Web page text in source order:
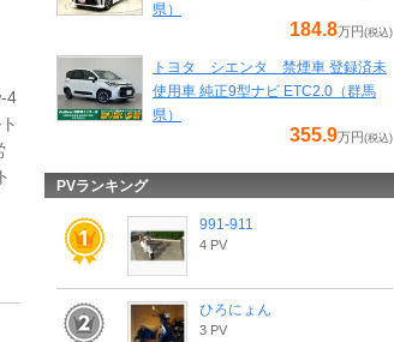
4
県）
184.8万円 (税込)
トヨタ シエンタ 禁煙車 登録済未
使用車 純正9型ナビ ETC2.0（群馬
県）
355.9万円 (税込)
PVランキング
991-911
4 PV
ひろにょん
3 PV